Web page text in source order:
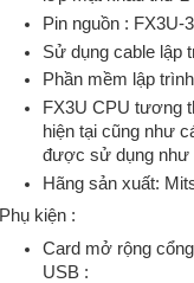
Pin nguồn : FX3U-
Sử dụng cable lập
Phần mềm lập
FX3U CPU tương
hiện tại cũng như
được sử dụng như
Hãng sản xuất:
Phụ kiện :
Card mở rộng
USB :